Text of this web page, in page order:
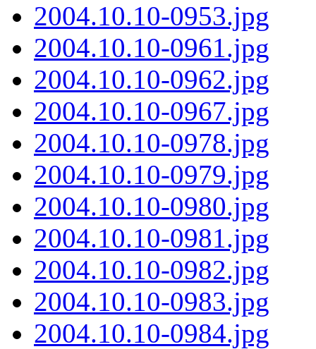
2004.10.10-0953.jpg
2004.10.10-0961.jpg
2004.10.10-0962.jpg
2004.10.10-0967.jpg
2004.10.10-0978.jpg
2004.10.10-0979.jpg
2004.10.10-0980.jpg
2004.10.10-0981.jpg
2004.10.10-0982.jpg
2004.10.10-0983.jpg
2004.10.10-0984.jpg